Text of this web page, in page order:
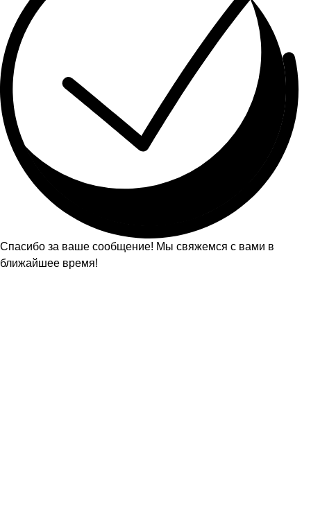
Спасибо за ваше сообщение! Мы свяжемся с вами в
ближайшее время!